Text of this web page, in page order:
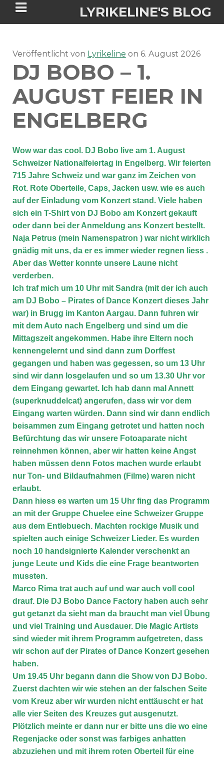
LYRIKELINE'S BLOG
Tania Morgan's Blog über alles, was
sie im Leben bewegt.
NIGHTMARES
DATENSCHUTZERKLÄRUNG
IMPRESSUM
Veröffentlicht von Lyrikeline on 6. August 2026
DJ BOBO – 1.
AUGUST FEIER IN
ENGELBERG
Wow war das cool. DJ Bobo live am 1. August
Schweizer Nationalfeiertag in Engelberg. Wir feierten
715 Jahre Schweiz und war ganz im Zeichen von
Rot. Rote Oberteile, Caps, Jacken usw. wie es auch
auf der Einladung vom Konzert stand. Viele haben
sich ein T-Shirt von DJ Bobo am Konzert gekauft
oder dann bei der Anmeldung ans Konzert bestellt.
Naja Petrus (mein Namenspatron ) war nicht wirklich
gnädig mit uns, da er es immer wieder regnen liess .
Aber das Wetter konnte unsere Laune nicht
verderben.
Ich traf mich um 10 Uhr mit Sandra (mit der ich auch
am DJ Bobo – Pirates of Dance Konzert dieses Jahr
war) in Brugg im Kanton Aargau. Dann fuhren wir
mit dem Auto nach Engelberg und sind um die
Mittagszeit angekommen. Habe ihre Eltern noch
kennengelernt und sind dann zum Dorffest
gegangen und haben was gegessen, so um 13 Uhr
sind wir dann losgelaufen und so um 13.30 Uhr vor
dem Eingang gewartet. Ich hab dann mal Annett
(superknuddelcat) angerufen, dass wir vor dem
Eingang warten würden. Dann sind wir dann endlich
beisammen zum Eingang getrotet und hatten noch
Befürchtung das wir unsere Fotoaparate nicht
reinnehmen können, aber wir hatten keine Angst
haben müssen denn Fotos machen wurde erlaubt
nur Ton- und Bildaufnahmen (Filme) waren nicht
erlaubt.
Dann hiess es warten um 15 Uhr fing das Programm
an mit der Gruppe Chuelee eine Schweizer Gruppe
aus dem Entlebuech. Machten rockige Musik und
spielten auch einige Schweizer Lieder. Es wurden
noch 10 handsignierte Kalender verschenkt an
junge Leute und Kids die eine Frage beantworten
mussten.
Marco Rima trat auch auf und war auch voll cool
drauf. Die DJ Bobo Dance Factory haben auch sehr
gut getanzt da sieht man da braucht man viel Übung
und viel Training und Ausdauer. Die Magic Artists
sind wieder mit ihrem Programm aufgetreten, dass
wir schon auf der Pirates of Dance Konzert gesehen
haben.
Um 19.45 Uhr begann dann die Show von DJ Bobo.
Zuerst dachten wir wie stehen an der falschen Seite
vom Kreuz aber wir wurden nicht enttäuscht er hat
alle vier Seiten des Kreuzes gut ausgenutzt.
Plötzlich meinte er dann nur er bitte uns die wo eine
Regenjacke oder sonst was farbiges anhatten
abzuziehen und mit ihrem roten Oberteil für eine